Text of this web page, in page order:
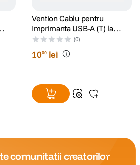
Vention Cablu pentru
Imprimanta USB-A (T) la
USB-B (T) PVC 2m Negru
(0)
1000 lei
comunitatii creatorilor